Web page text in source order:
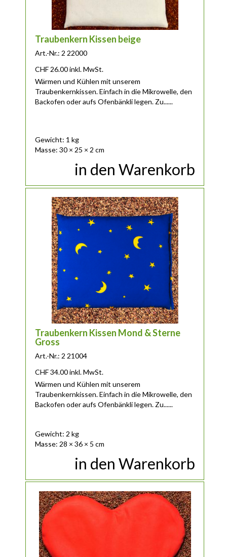
Traubenkern Kissen beige
Art.-Nr.: 2 22000
CHF26.00inkl. MwSt.
Wärmen und Kühlen mit unserem
Traubenkernkissen. Einfach in die Mikrowelle, den
Backofen oder aufs Ofenbänkli legen. Zu......
Gewicht: 1 kg
Masse: 30 × 25 × 2 cm
in den Warenkorb
Traubenkern Kissen Mond & Sterne
Gross
Art.-Nr.: 2 21004
CHF34.00inkl. MwSt.
Wärmen und Kühlen mit unserem
Traubenkernkissen. Einfach in die Mikrowelle, den
Backofen oder aufs Ofenbänkli legen. Zu......
Gewicht: 2 kg
Masse: 28 × 36 × 5 cm
in den Warenkorb